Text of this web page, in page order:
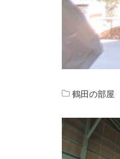
鶴田の部屋